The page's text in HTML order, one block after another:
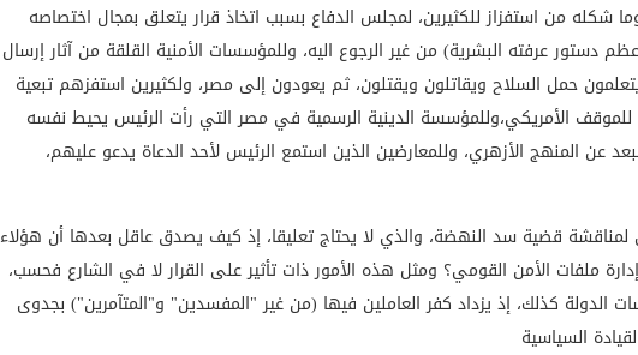
شكله من استفزاز للكثيرين، لمجلس الدفاع بسبب اتخاذ قرار يتعلق بمجال اختصاصه
دستور عرفته البشرية) من غير الرجوع اليه، وللمؤسسات الأمنية القلقة من آثار إرسال
حمل السلاح ويقاتلون ويقتلون، ثم يعودون إلى مصر، ولكثيرين استفزهم تبعية
الأمريكي،وللمؤسسة الدينية الرسمية في مصر التي رأت الرئيس يحيط نفسه
عن المنهج الأزهري، وللمعارضين الذين استمع الرئيس لأحد الدعاة يدعو عليهم،
لمناقشة قضية سد النهضة، والذي لا يحتاج تعليقا، إذ كيف يصدق عاقل بعدها أن هؤلاء
ملفات الأمن القومي؟ ومثل هذه الأمور ذات تأثير على القرار لا في الشارع فحسب،
الدولة كذلك، إذ يزداد كفر العاملين فيها (من غير "المفسدين" و"المتآمرين") بجدوى
السياسية